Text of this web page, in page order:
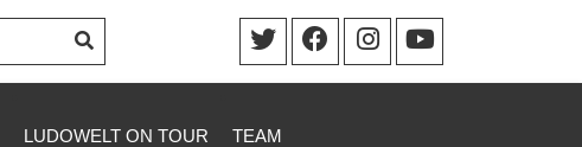
LUDOWELT ON TOUR TEAM